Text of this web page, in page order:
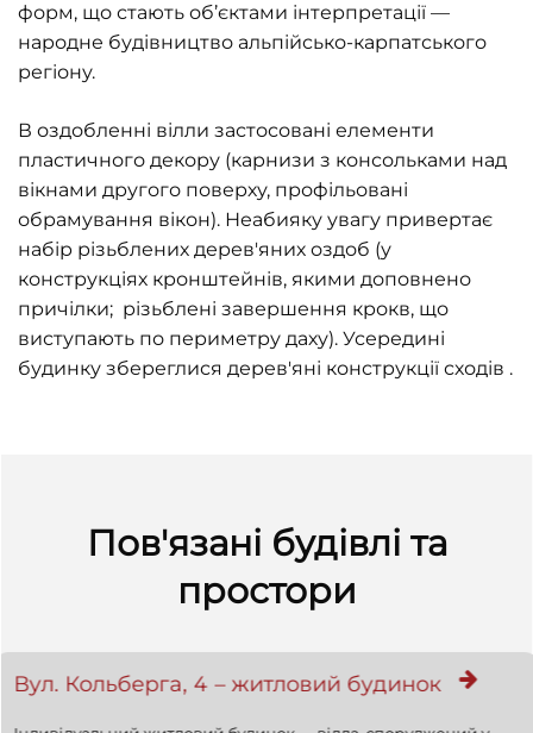
форм, що стають об’єктами інтерпретації —
народне будівництво альпійсько-карпатського
регіону.
В оздобленні вілли застосовані елементи
пластичного декору (карнизи з консольками над
вікнами другого поверху, профільовані
обрамування вікон). Неабияку увагу привертає
набір різьблених дерев'яних оздоб (у
конструкціях кронштейнів, якими доповнено
причілки; різьблені завершення крокв, що
виступають по периметру даху). Усередині
будинку збереглися дерев'яні конструкції сходів .
Пов'язані будівлі та
простори
Вул. Кольберга, 4 – житловий будинок